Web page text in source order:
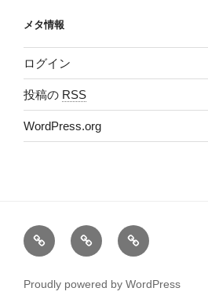
メタ情報
ログイン
投稿の RSS
WordPress.org
Ｂ
ｌ
医
院
Google
マ
Proudly powered by WordPress